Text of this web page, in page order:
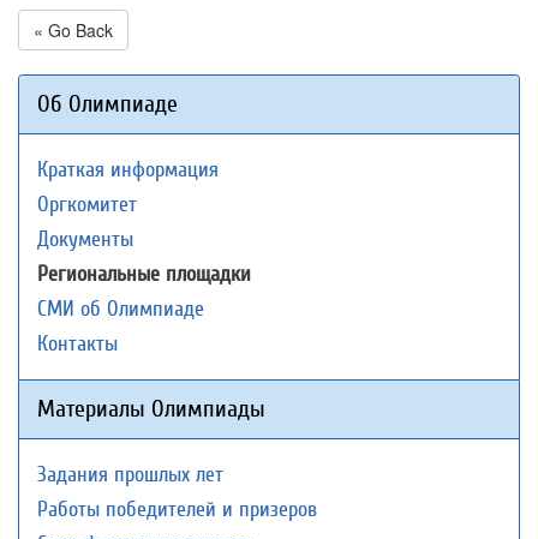
« Go Back
Об Олимпиаде
Краткая информация
Оргкомитет
Документы
Региональные площадки
СМИ об Олимпиаде
Контакты
Материалы Олимпиады
Задания прошлых лет
Работы победителей и призеров